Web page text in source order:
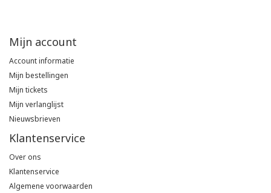
Mijn account
Account informatie
Mijn bestellingen
Mijn tickets
Mijn verlanglijst
Nieuwsbrieven
Klantenservice
Over ons
Klantenservice
Algemene voorwaarden